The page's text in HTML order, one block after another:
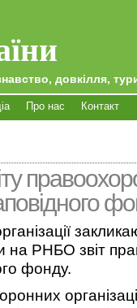
довкілля,
Про нас Контакт
на РНБО звіт
фонду.